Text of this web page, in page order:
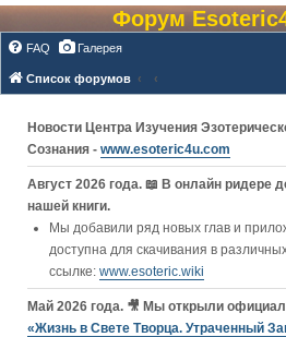
Форум
FAQ Галерея
Список форумов
Новости Центра Изучения
Сознания - www.esoteric4u.com
Август 2026 года. 📖 В онлайн ридере
нашей книги.
Мы добавили ряд новых глав и
доступна для скачивания в
ссылке: www.esoteric.wiki
Май 2026 года. 🎥 Мы открыли
«Жизнь в Свете Творца. Утраченный